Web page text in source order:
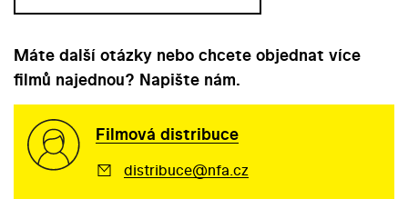
Máte další otázky nebo chcete objednat více
filmů najednou? Napište nám.
Filmová distribuce
distribuce@nfa.cz